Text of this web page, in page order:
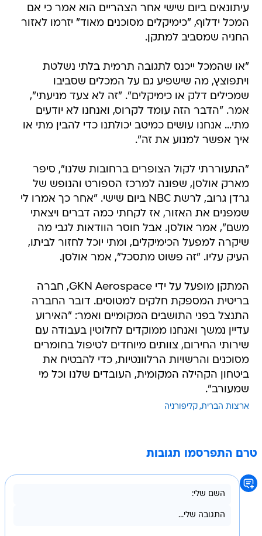
עיתונאים ביום שישי אחר הצהריים הוא אמר כי אם
המכל ידלוף, "כימיקלים מסוכנים מאוד" יזרמו לאזור
החניה שמסביב למתקן.
"או שהמכל ייכנס לתגובה תרמית בלתי נשלטת
ויתפוצץ, מה שישפיע גם על המכלים שסביבו
שמכילים דלק או כימיקלים". "זה לא צעד מניעתי",
אמר. "הדבר הזה עומד לקרוס, ואנחנו לא יודעים
מתי... אנחנו עושים כמיטב יכולתנו כדי להבין מתי או
איך אפשר למנוע את זה".
"התעוררתי לקול הצופרים ברחובות שלנו", סיפר
מארק אולסן, שפונה למרכז הספורט והנופש של
גרדן גרוב, לרשת NBC ביום שישי. "אחר כך אמרו לי
שמפנים את האזור, אז לקחתי כמה דברים ויצאתי
משם", אמר אולסן. אבל חוסר הוודאות לגבי מה
שיקרה למפעל הכימיקלים, ומתי יוכל לחזור לביתו,
העיק עליו. "זה פשוט מתסכל", אמר אולסן.
המתקן מופעל על ידי GKN Aerospace, חברה
בריטית המספקת חלקים למטוסים. דובר החברה
התנצל בפני התושבים המקומיים ואמר: "האירוע
עדיין נמשך ואנחנו ממוקדים לחלוטין בעבודה עם
שירותי החירום, צוותים מיוחדים לטיפול בחומרים
מסוכנים והרשויות הרלוונטיות, כדי להבטיח את
ביטחון הקהילה המקומית, העובדים שלנו וכל מי
שמעורב".
ארצות הברית קליפורניה
טרם התפרסמו תגובות